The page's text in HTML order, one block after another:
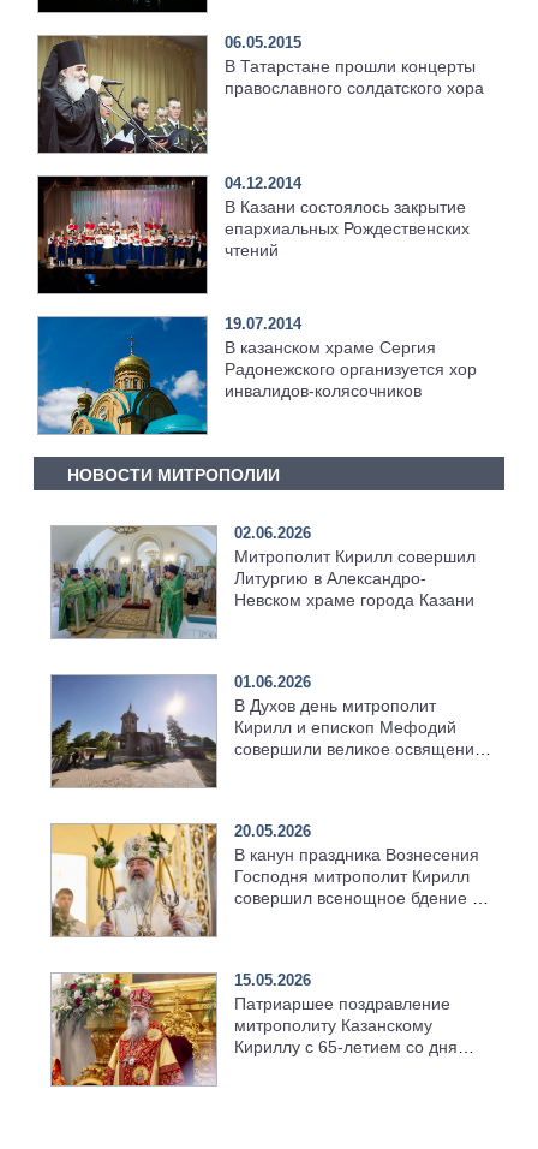
06.05.2015
В Татарстане прошли концерты
православного солдатского хора
04.12.2014
В Казани состоялось закрытие
епархиальных Рождественских
чтений
19.07.2014
В казанском храме Сергия
Радонежского организуется хор
инвалидов-колясочников
НОВОСТИ МИТРОПОЛИИ
02.06.2026
Митрополит Кирилл совершил
Литургию в Александро-
Невском храме города Казани
01.06.2026
В Духов день митрополит
Кирилл и епископ Мефодий
совершили великое освящение
20.05.2026
В канун праздника Вознесения
Господня митрополит Кирилл
совершил всенощное бдение в
15.05.2026
Патриаршее поздравление
митрополиту Казанскому
Кириллу с 65-летием со дня